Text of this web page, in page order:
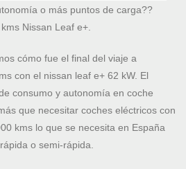
o más puntos de carga??
Nissan Leaf e+.
cómo fue el final del viaje a
con el nissan leaf e+ 62 kW. El
consumo y autonomía en coche
que necesitar coches eléctricos con
kms lo que se necesita en España
o semi-rápida.